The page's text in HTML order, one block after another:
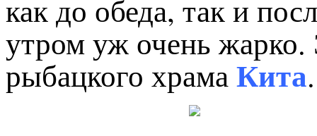
как до обеда, так и
утром уж очень жарко.
рыбацкого храмаКита